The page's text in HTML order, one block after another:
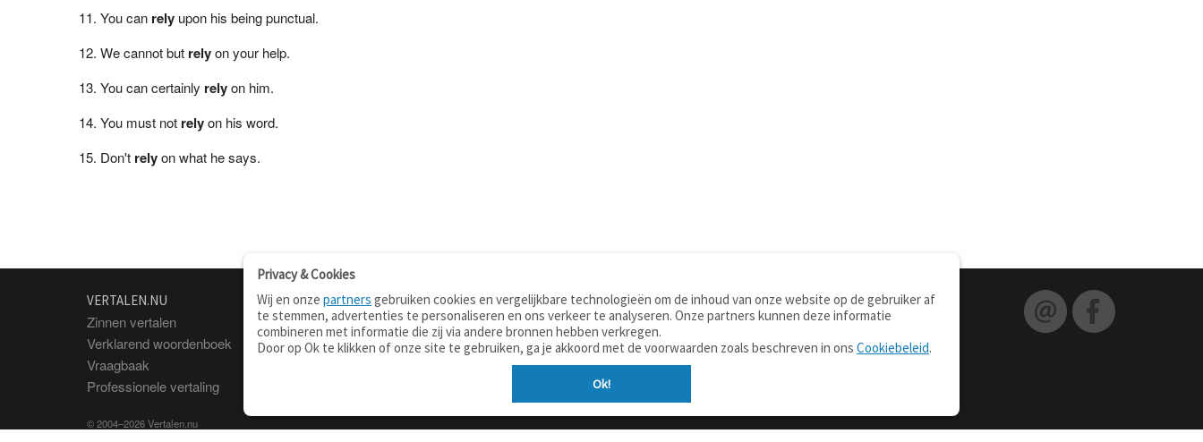
You can rely upon his being punctual.
We cannot but relyon your help.
You can certainly relyon him.
You must not relyon his word.
Don't relyon what he says.
VERTALEN.NU
Zinnen vertalen
Verklarend woordenboek
Vraagbaak
Professionele vertaling
© 2004–2026 Vertalen.nu
OVER
Over deze site
Contact
TOOLS
Apps
Mobiel
Tools & widgets
WOORDENBOEKEN
Nederlands - Engels
Nederlands - Duits
Nederlands - Spaans
Privacy & Cookies
Wij en onze partners gebruiken cookies en vergelijkbare technologieën om de inhoud van onze website op de gebruiker af
te stemmen, advertenties te personaliseren en ons verkeer te analyseren. Onze partners kunnen deze informatie
combineren met informatie die zij via andere bronnen hebben verkregen.
Door op Ok te klikken of onze site te gebruiken, ga je akkoord met de voorwaarden zoals beschreven in ons Cookiebeleid.
Ok!